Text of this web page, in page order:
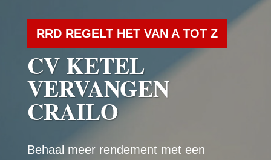
RRD REGELT HET VAN A TOT Z
CV KETEL
VERVANGEN
CRAILO
Behaal meer rendement met een